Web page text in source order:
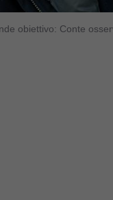
obiettivo: Conte